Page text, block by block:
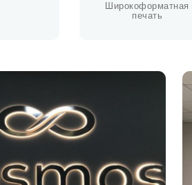
Широкоформатная
печать